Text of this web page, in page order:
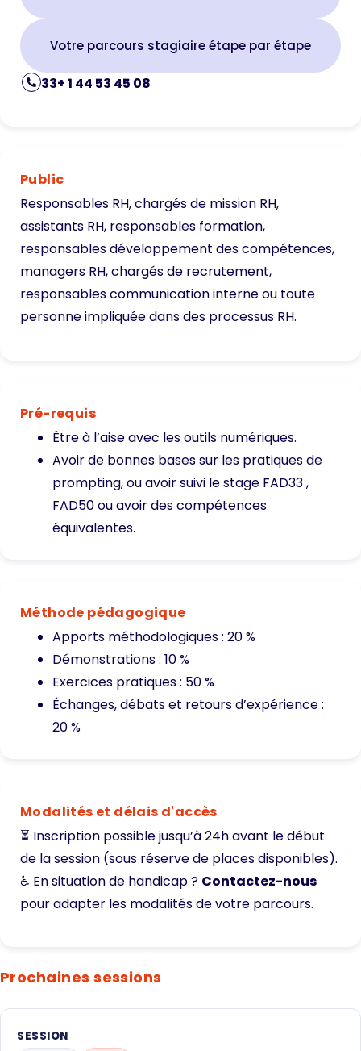
Votre parcours stagiaire étape par étape
33+ 1 44 53 45 08
Public
Responsables RH, chargés de mission RH,
assistants RH, responsables formation,
responsables développement des compétences,
managers RH, chargés de recrutement,
responsables communication interne ou toute
personne impliquée dans des processus RH.
Pré-requis
Être à l’aise avec les outils numériques.
Avoir de bonnes bases sur les pratiques de
prompting, ou avoir suivi le stage FAD33,
FAD50 ou avoir des compétences
équivalentes.
Méthode pédagogique
Apports méthodologiques : 20 %
Démonstrations : 10 %
Exercices pratiques : 50 %
Échanges, débats et retours d’expérience :
20 %
Modalités et délais d'accès
⏳ Inscription possible jusqu’à 24h avant le début
de la session (sous réserve de places disponibles).
♿ En situation de handicap ? Contactez-nous
pour adapter les modalités de votre parcours.
Prochaines sessions
SESSION